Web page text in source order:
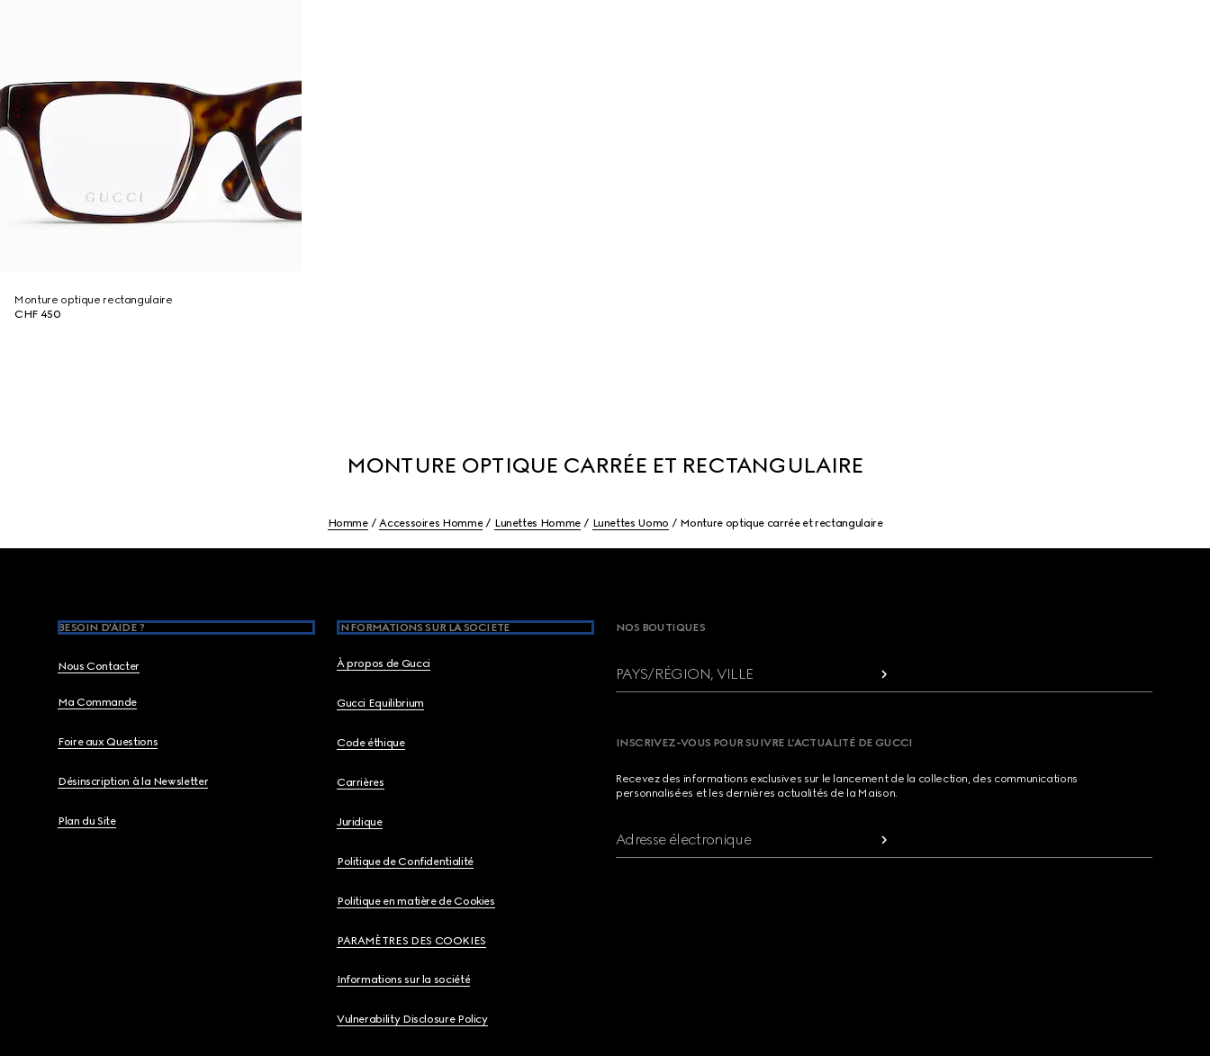
Monture optique rectangulaire
CHF 450
MONTURE OPTIQUE CARRÉE ET RECTANGULAIRE
Homme Accessoires Homme Lunettes Homme Lunettes Uomo Monture optique carrée et rectangulaire
BESOIN D'AIDE ?
Nous Contacter
Ma Commande
Foire aux Questions
Désinscription à la Newsletter
Plan du Site
INFORMATIONS SUR LA SOCIETE
À propos de Gucci
Gucci Equilibrium
Code éthique
Carrières
Juridique
Politique de Confidentialité
Politique en matière de Cookies
PARAMÈTRES DES COOKIES
Informations sur la société
Vulnerability Disclosure Policy
NOS BOUTIQUES
PAYS/RÉGION, VILLE
INSCRIVEZ-VOUS POUR SUIVRE L’ACTUALITÉ DE GUCCI
Recevez des informations exclusives sur le lancement de la collection, des communications
personnalisées et les dernières actualités de la Maison.
Adresse électronique